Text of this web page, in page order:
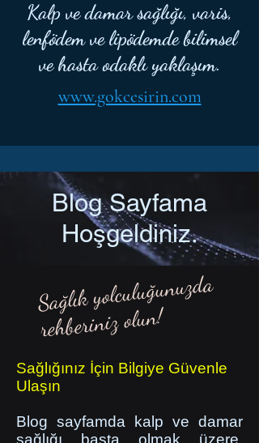
Kalp ve damar sağlığı, varis,
lenfödem ve lipödemde bilimsel
ve hasta odaklı yaklaşım.
www.gokcesirin.com
Blog Sayfama
Hoşgeldiniz.
Sağlık yolculuğunuzda
rehberiniz olun!
Sağlığınız İçin Bilgiye Güvenle
Ulaşın
Blog sayfamda kalp ve damar
sağlığı başta olmak üzere,